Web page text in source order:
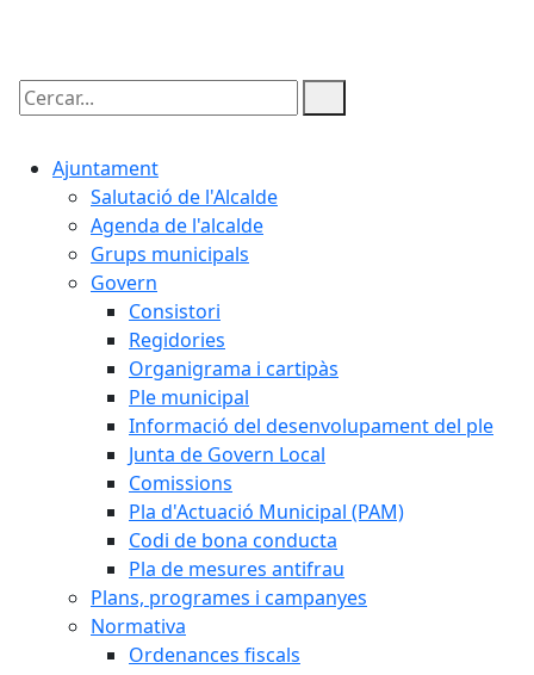
Cercar:
Ajuntament
Salutació de l'Alcalde
Agenda de l'alcalde
Grups municipals
Govern
Consistori
Regidories
Organigrama i cartipàs
Ple municipal
Informació del desenvolupament del ple
Junta de Govern Local
Comissions
Pla d'Actuació Municipal (PAM)
Codi de bona conducta
Pla de mesures antifrau
Plans, programes i campanyes
Normativa
Ordenances fiscals